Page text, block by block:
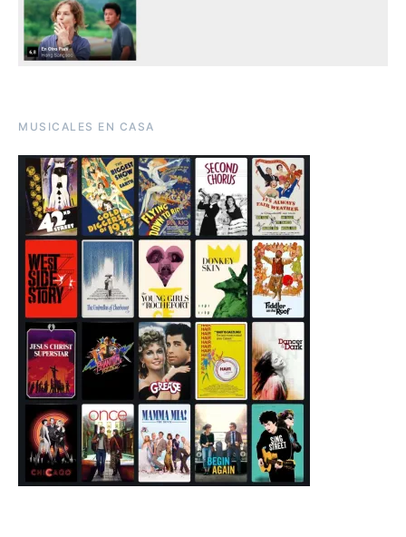
MUSICALES EN CASA